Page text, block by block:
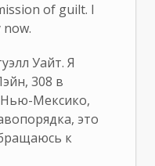
of guilt. I
Уайт. Я
308 в
Нью-Мексико,
это
к